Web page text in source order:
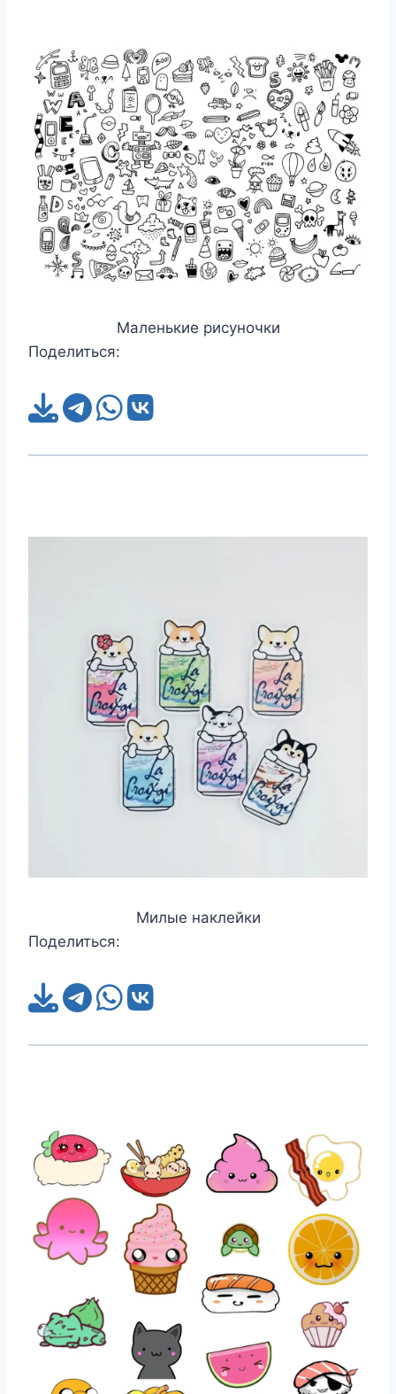
Маленькие рисуночки
Поделиться:
Милые наклейки
Поделиться: